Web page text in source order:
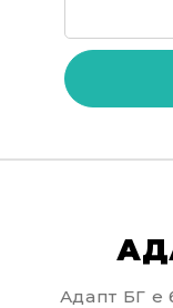
Адапт БГ е